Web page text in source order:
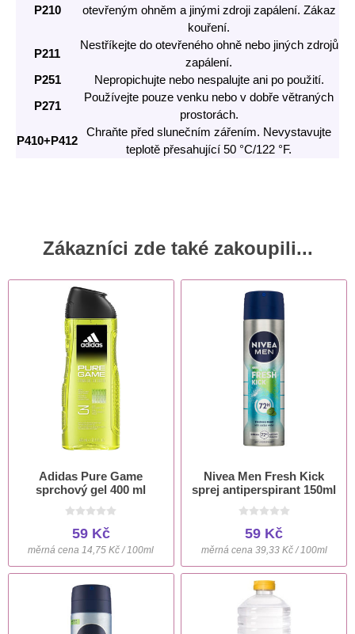
P210
otevřeným ohněm a jinými zdroji zapálení. Zákaz
kouření.
P211
Nestříkejte do otevřeného ohně nebo jiných zdrojů
zapálení.
P251
Nepropichujte nebo nespalujte ani po použití.
P271
Používejte pouze venku nebo v dobře větraných
prostorách.
P410+P412
Chraňte před slunečním zářením. Nevystavujte
teplotě přesahující 50 °C/122 °F.
Zákazníci zde také zakoupili...
Adidas Pure Game
sprchový gel 400 ml
59 Kč
měrná cena 14,75 Kč / 100ml
Nivea Men Fresh Kick
sprej antiperspirant 150ml
59 Kč
měrná cena 39,33 Kč / 100ml